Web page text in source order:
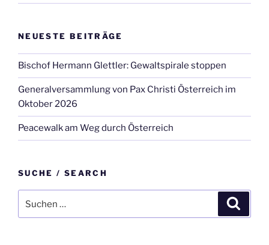
NEUESTE BEITRÄGE
Bischof Hermann Glettler: Gewaltspirale stoppen
Generalversammlung von Pax Christi Österreich im
Oktober 2026
Peacewalk am Weg durch Österreich
SUCHE / SEARCH
nach: